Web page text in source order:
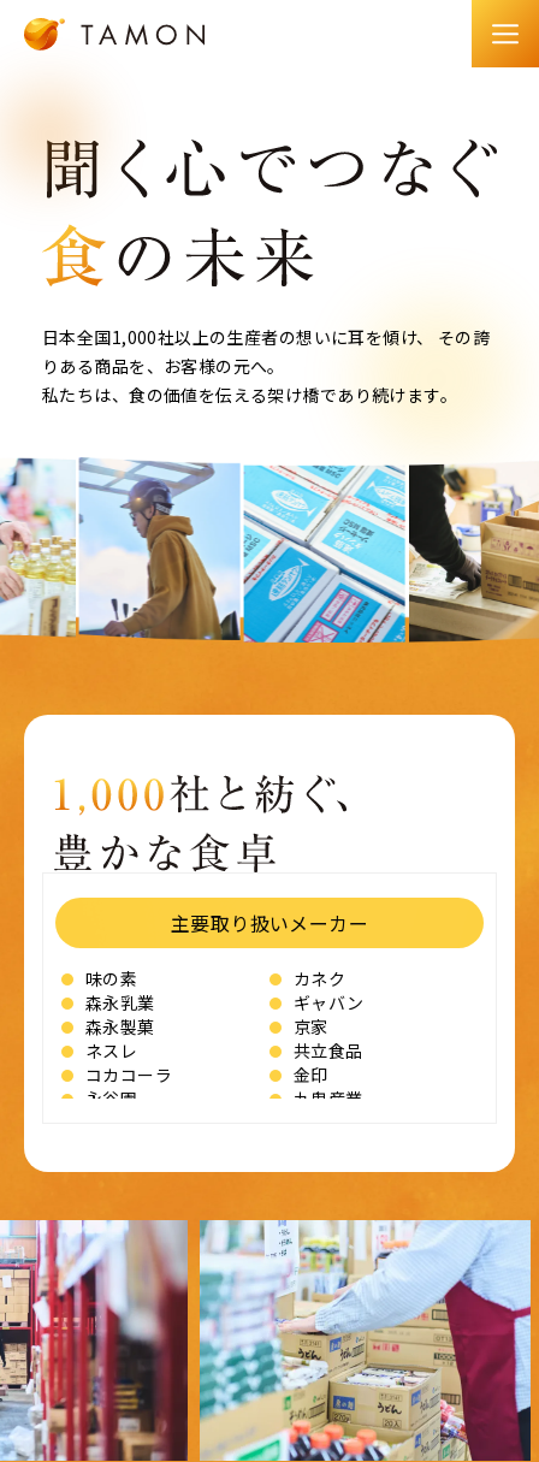
日本全国1,000社以上の生産者の想いに耳を傾け、 その誇
りある商品を、お客様の元へ。
私たちは、食の価値を伝える架け橋であり続けます。
主要取り扱いメーカー
味の素
森永乳業
森永製菓
ネスレ
コカコーラ
永谷園
伊那食品工業
カネク
ギャバン
京家
共立食品
金印
九鬼産業
ハウス
フジッコ
ベル食品
ポッカサッポロ
丸俊
丸善
三島食品
みたけ食品
宮崎茶房
リボン食品
パイオニア企画
など